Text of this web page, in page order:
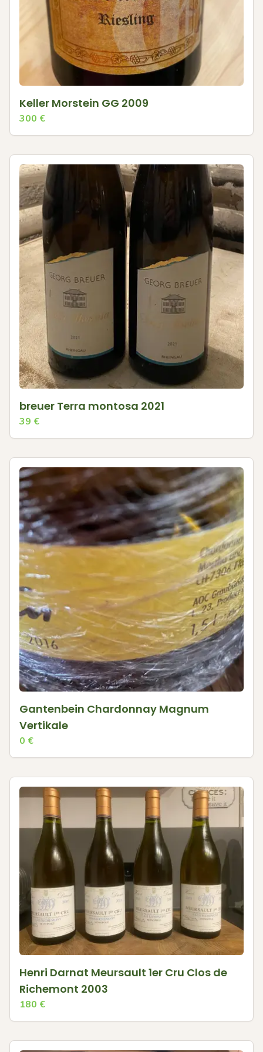
Keller Morstein GG 2009
300 €
breuer Terra montosa 2021
39 €
Gantenbein Chardonnay Magnum
Vertikale
0 €
Henri Darnat Meursault 1er Cru Clos de
Richemont 2003
180 €